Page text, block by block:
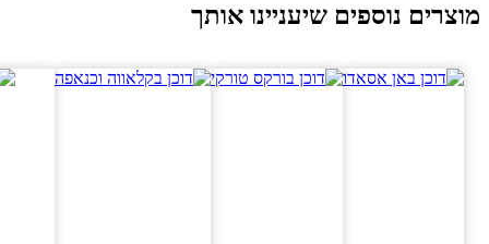
נוספים שיעניינו אותך